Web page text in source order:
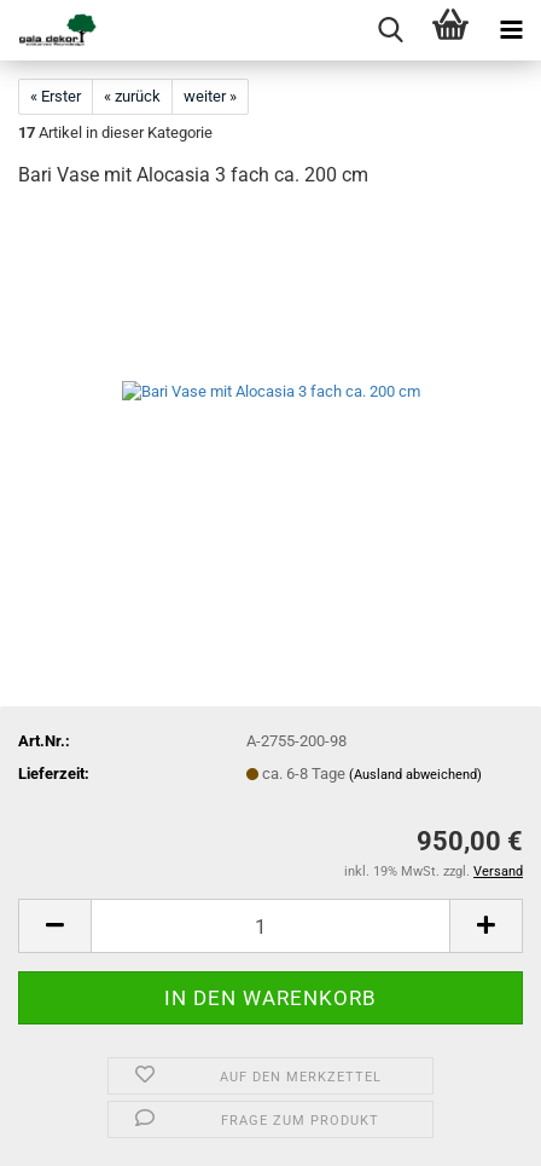
« Erster « zurück
weiter »
17 Artikel in dieser Kategorie
Bari Vase mit Alocasia 3 fach ca. 200 cm
Art.Nr.:
A-2755-200-98
Lieferzeit:
ca. 6-8 Tage(Ausland abweichend)
950,00 €
inkl. 19% MwSt. zzgl. Versand
AUF DEN MERKZETTEL
FRAGE ZUM PRODUKT